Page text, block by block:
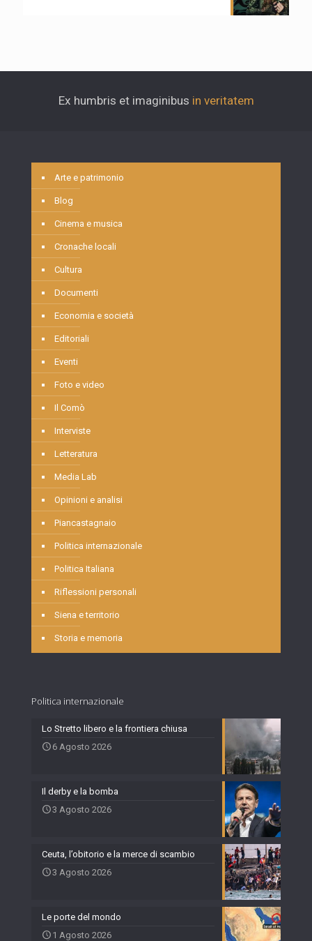
Ex humbris et imaginibus in veritatem
Arte e patrimonio
Blog
Cinema e musica
Cronache locali
Cultura
Documenti
Economia e società
Editoriali
Eventi
Foto e video
Il Comò
Interviste
Letteratura
Media Lab
Opinioni e analisi
Piancastagnaio
Politica internazionale
Politica Italiana
Riflessioni personali
Siena e territorio
Storia e memoria
Politica internazionale
Lo Stretto libero e la frontiera chiusa
6 Agosto 2026
Il derby e la bomba
3 Agosto 2026
Ceuta, l’obitorio e la merce di scambio
3 Agosto 2026
Le porte del mondo
1 Agosto 2026